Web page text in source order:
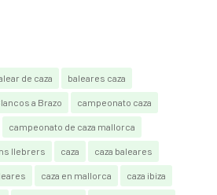
de caza baleares caza
a Brazo campeonato caza
campeonato de caza mallorca
llebrers caza caza baleares
caza en mallorca caza ibiza